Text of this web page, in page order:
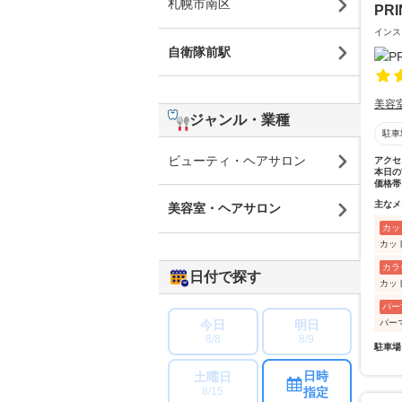
イン
美容
駐車
アク
本日
価格帯
主な
カッ
カッ
カラ
カッ
パー
パー
駐車場
札幌市南区
自衛隊前駅
ジャンル・業種
ビューティ・ヘアサロン
美容室・ヘアサロン
日付で探す
今日
8/8
明日
8/9
土曜日
8/15
日時
指定